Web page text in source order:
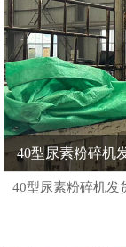
40型尿素粉碎机
40型尿素粉碎机发